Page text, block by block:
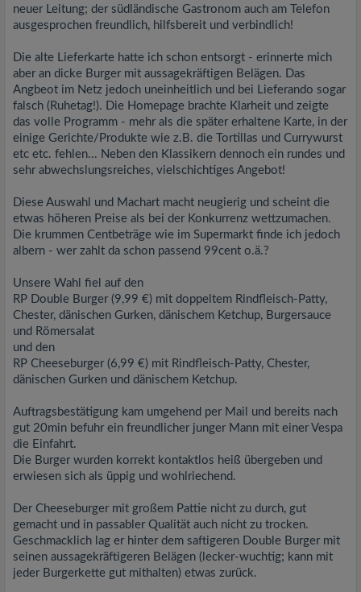
neuer Leitung; der südländische Gastronom auch am Telefon
ausgesprochen freundlich, hilfsbereit und verbindlich!
Die alte Lieferkarte hatte ich schon entsorgt - erinnerte mich
aber an dicke Burger mit aussagekräftigen Belägen. Das
Angbeot im Netz jedoch uneinheitlich und bei Lieferando sogar
falsch (Ruhetag!). Die Homepage brachte Klarheit und zeigte
das volle Programm - mehr als die später erhaltene Karte, in der
einige Gerichte/Produkte wie z.B. die Tortillas und Currywurst
etc etc. fehlen... Neben den Klassikern dennoch ein rundes und
sehr abwechslungsreiches, vielschichtiges Angebot!
Diese Auswahl und Machart macht neugierig und scheint die
etwas höheren Preise als bei der Konkurrenz wettzumachen.
Die krummen Centbeträge wie im Supermarkt finde ich jedoch
albern - wer zahlt da schon passend 99cent o.ä.?
Unsere Wahl fiel auf den
RP Double Burger (9,99 €) mit doppeltem Rindfleisch-Patty,
Chester, dänischen Gurken, dänischem Ketchup, Burgersauce
und Römersalat
und den
RP Cheeseburger (6,99 €) mit Rindfleisch-Patty, Chester,
dänischen Gurken und dänischem Ketchup.
Auftragsbestätigung kam umgehend per Mail und bereits nach
gut 20min befuhr ein freundlicher junger Mann mit einer Vespa
die Einfahrt.
Die Burger wurden korrekt kontaktlos heiß übergeben und
erwiesen sich als üppig und wohlriechend.
Der Cheeseburger mit großem Pattie nicht zu durch, gut
gemacht und in passabler Qualität auch nicht zu trocken.
Geschmacklich lag er hinter dem saftigeren Double Burger mit
seinen aussagekräftigeren Belägen (lecker-wuchtig; kann mit
jeder Burgerkette gut mithalten) etwas zurück.